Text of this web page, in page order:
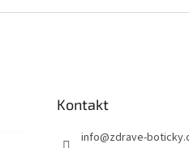
v
Kontakt
info@zdrave-